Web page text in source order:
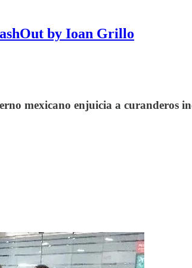
by Ioan Grillo
mexicano enjuicia a curanderos